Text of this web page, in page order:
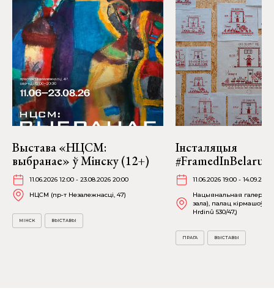
Выстава «НЦСМ:
выбранае» ў Мінску (12+)
11.06.2026 12:00 - 23.08.2026 20:00
НЦСМ (пр-т Незалежнасці, 47)
МІНСК ВЫСТАВЫ
Інсталяцыя
#FramedInBelarus
11.06.2026 19:00 - 14.09.2026
Нацыянальная галерэя
зала), палац кірмашоў
Hrdinů 530/47,)
ПРАГА ВЫСТАВЫ